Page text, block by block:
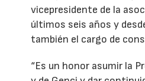
vicepresidente de la
últimos seis años y
también el cargo de
“Es un honor asumir la